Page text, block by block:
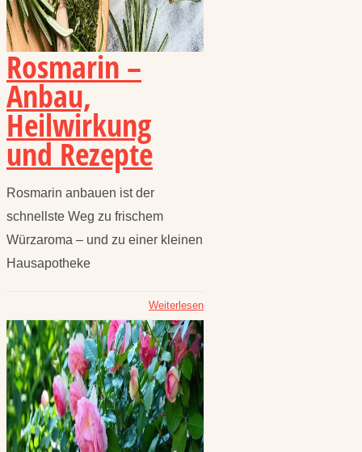
Rosmarin –
Anbau,
Heilwirkung
und Rezepte
Rosmarin anbauen ist der
schnellste Weg zu frischem
Würzaroma – und zu einer kleinen
Hausapotheke
Weiterlesen